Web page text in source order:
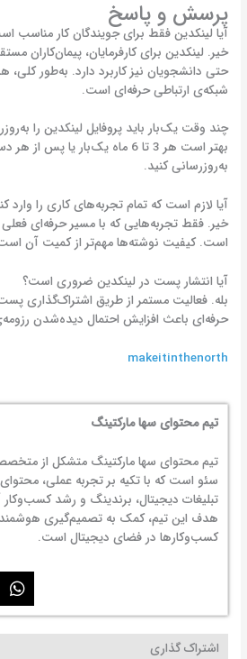
پرسش و پاسخ
آیا لینکدین فقط برای جویندگان کار مناسب
خیر. لینکدین برای کارفرمایان، پیمان‌کاران
حتی دانشجویان نیز کاربرد دارد. به‌طور کلی،
شبکه‌ی ارتباطی حرفه‌ای است.
چند وقت یک‌بار باید پروفایل لینکدین را
بهتر است هر 3 تا 6 ماه یک‌بار یا
به‌روزرسانی کنید.
آیا لازم است که تمام تجربه‌های کاری را وارد
خیر. فقط تجربه‌هایی که با مسیر حرفه‌ای
است. کیفیت نوشته‌ها مهم‌تر از کمیت آن
آیا انتشار پست در لینکدین ضروری است؟
بله. فعالیت مستمر از طریق اشتراک‌گذاری
حرفه‌ای باعث افزایش احتمال دیده‌شدن
makeitinthenorth
تیم محتوای سها مارکتینگ
تیم محتوای سها مارکتینگ متشکل از
سئو است که با تکیه بر تجربه عملی،
تبلیغات دیجیتال، برندینگ و رشد کسب‌وکار
هدف این تیم، کمک به تصمیم‌گیری
کسب‌وکارها در فضای دیجیتال است.
W
h
a
اشتراک گذاری